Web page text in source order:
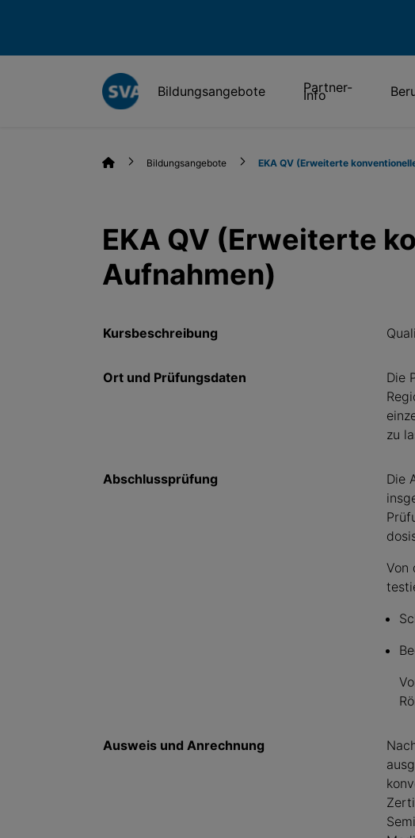
Bildungsangebote Partner-
Info
Bildungsangebote EKA QV (Erweiterte
EKA QV (Erweiterte
Aufnahmen)
Kursbeschreibung
Ort und Prüfungsdaten
Die
zu
Abschlussprüfung
Die
Von
Ausweis und Anrechnung